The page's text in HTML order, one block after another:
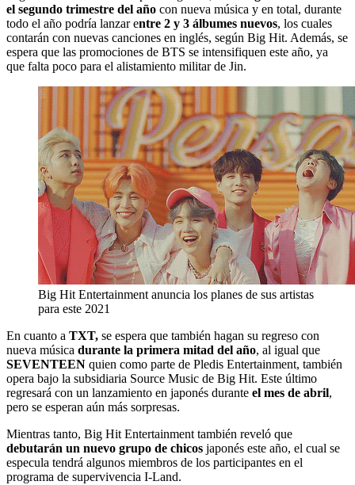
el segundo trimestre del año con nueva música y en total, durante
todo el año podría lanzar entre 2 y 3 álbumes nuevos, los cuales
contarán con nuevas canciones en inglés, según Big Hit. Además, se
espera que las promociones de BTS se intensifiquen este año, ya
que falta poco para el alistamiento militar de Jin.
Big Hit Entertainment anuncia los planes de sus artistas
para este 2021
En cuanto a TXT, se espera que también hagan su regreso con
nueva música durante la primera mitad del año, al igual que
SEVENTEEN quien como parte de Pledis Entertainment, también
opera bajo la subsidiaria Source Music de Big Hit. Este último
regresará con un lanzamiento en japonés durante el mes de abril,
pero se esperan aún más sorpresas.
Mientras tanto, Big Hit Entertainment también reveló que
debutarán un nuevo grupo de chicos japonés este año, el cual se
especula tendrá algunos miembros de los participantes en el
programa de supervivencia I-Land.